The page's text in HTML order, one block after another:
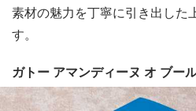
素材の魅力を丁寧に引き出した
す。
ガトー アマンディーヌ オ ブー